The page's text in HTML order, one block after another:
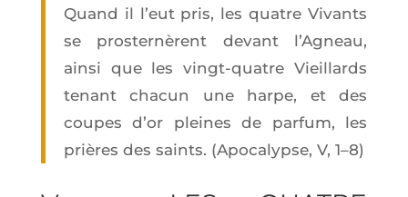
Quand il l’eut pris, les quatre Vivants
se pros­ter­nèrent devant l’A­gneau,
ain­si que les vingt-quatre Vieillards
tenant cha­cun une harpe, et des
coupes d’or pleines de par­fum, les
prières des saints. (Apo­ca­lypse, V, 1–8)